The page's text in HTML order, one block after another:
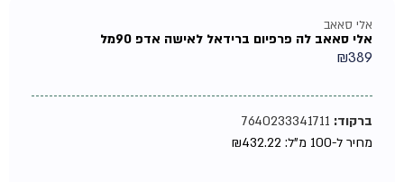
אלי סאאב
אלי סאאב לה פרפיום ברידאל לאישה אדפ 90מל
₪389
ברקוד:7640233341711
מחיר ל-100 מ"ל:
₪432.22